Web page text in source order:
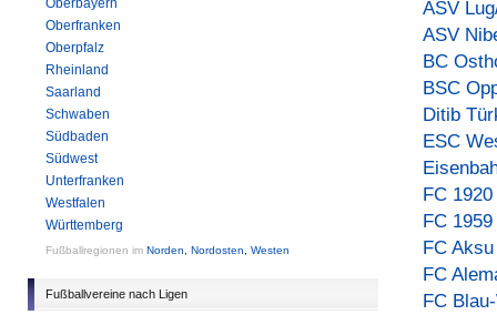
Oberbayern
Oberfranken
Oberpfalz
Rheinland
Saarland
Schwaben
Südbaden
Südwest
Unterfranken
Westfalen
Württemberg
Fußballregionen im Norden Nordosten Westen
Fußballvereine nach Ligen
ASV
ASV
BC
BSC
Ditib
ESC
FC
FC
FC
FC
FC